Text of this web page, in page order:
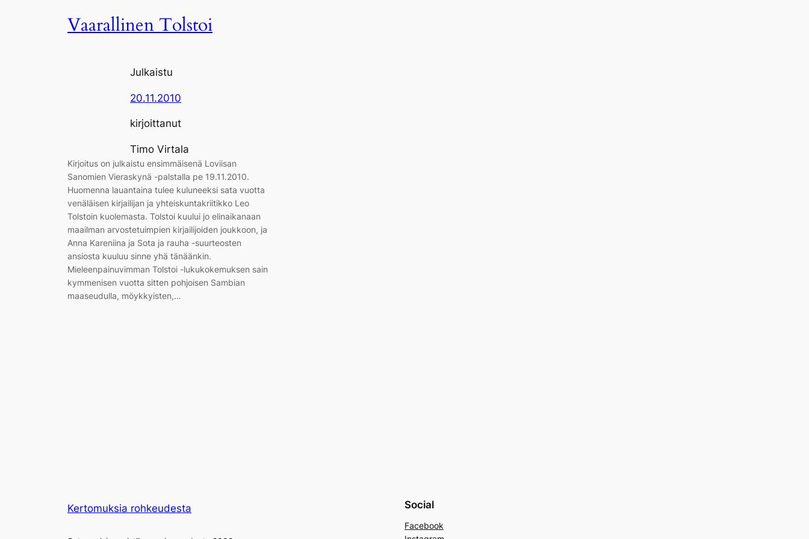
Vaarallinen Tolstoi
Julkaistu
20.11.2010
kirjoittanut
Timo Virtala
Kirjoitus on julkaistu ensimmäisenä Loviisan
Sanomien Vieraskynä -palstalla pe 19.11.2010.
Huomenna lauantaina tulee kuluneeksi sata vuotta
venäläisen kirjailijan ja yhteiskuntakriitikko Leo
Tolstoin kuolemasta. Tolstoi kuului jo elinaikanaan
maailman arvostetuimpien kirjailijoiden joukkoon, ja
Anna Kareniina ja Sota ja rauha -suurteosten
ansiosta kuuluu sinne yhä tänäänkin.
Mieleenpainuvimman Tolstoi -lukukokemuksen sain
kymmenisen vuotta sitten pohjoisen Sambian
maaseudulla, möykkyisten,…
Kertomuksia rohkeudesta Social
Facebook